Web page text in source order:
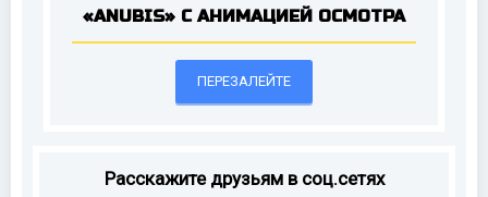
«ANUBIS» С АНИМАЦИЕЙ ОСМОТРА
ПЕРЕЗАЛЕЙТЕ
Расскажите друзьям в соц.сетях